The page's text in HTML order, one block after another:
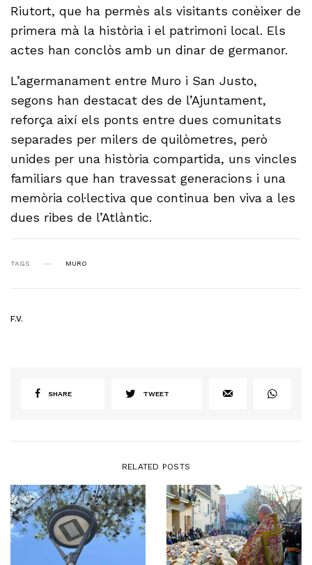
Riutort, que ha permès als visitants conèixer de
primera mà la història i el patrimoni local. Els
actes han conclòs amb un dinar de germanor.
L’agermanament entre Muro i San Justo,
segons han destacat des de l’Ajuntament,
reforça així els ponts entre dues comunitats
separades per milers de quilòmetres, però
unides per una història compartida, uns vincles
familiars que han travessat generacions i una
memòria col·lectiva que continua ben viva a les
dues ribes de l’Atlàntic.
TAGS MURO
F.V.
SHARE TWEET
RELATED POSTS